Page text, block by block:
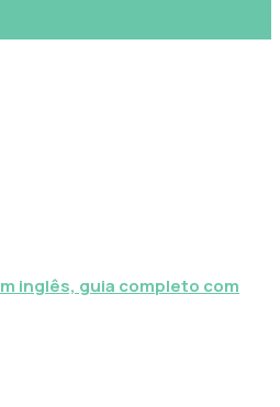
inglês, guia completo com